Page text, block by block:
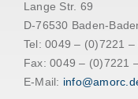
Lange Str. 69
D-76530 Baden-
Tel: 0049 – (0)7221 –
Fax: 0049 – (0)7221
E-Mail: